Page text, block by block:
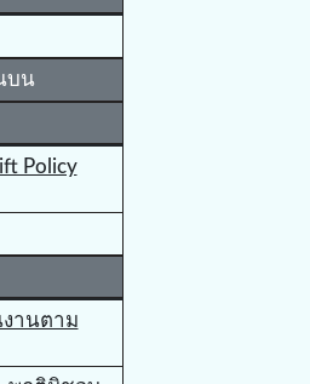
บน
Policy
งานตาม